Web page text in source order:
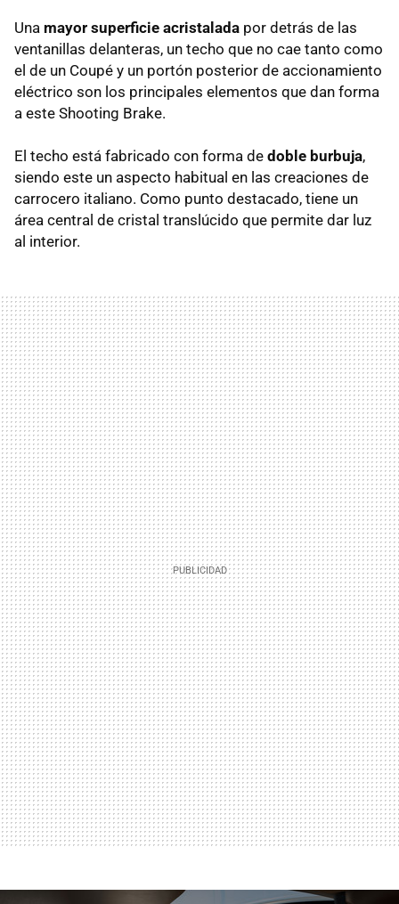
Una mayor superficie acristalada por detrás de las
ventanillas delanteras, un techo que no cae tanto como
el de un Coupé y un portón posterior de accionamiento
eléctrico son los principales elementos que dan forma
a este Shooting Brake.
El techo está fabricado con forma de doble burbuja,
siendo este un aspecto habitual en las creaciones de
carrocero italiano. Como punto destacado, tiene un
área central de cristal translúcido que permite dar luz
al interior.